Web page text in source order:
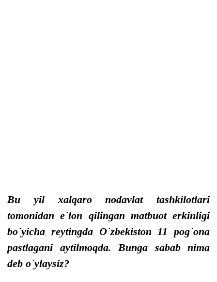
Bu yil xalqaro nodavlat tashkilotlari
tomonidan e`lon qilingan matbuot erkinligi
bo`yicha reytingda O`zbekiston 11 pog`ona
pastlagani aytilmoqda. Bunga sabab nima
deb o`ylaysiz?